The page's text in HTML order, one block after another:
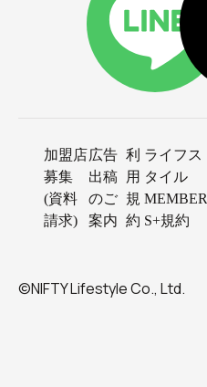
加盟店
募集
(資料
請求)
広告
出稿
のご
案内
利
用
規
約
ライフス
タイル
MEMBER
S+規約
©NIFTY Lifestyle Co., Ltd.